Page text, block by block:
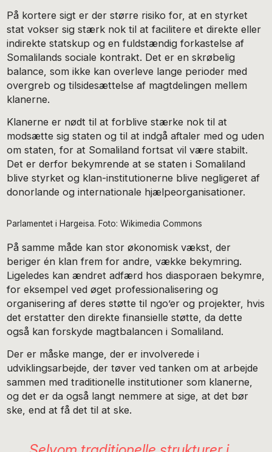
På kortere sigt er der større risiko for, at en styrket
stat vokser sig stærk nok til at facilitere et direkte eller
indirekte statskup og en fuldstændig forkastelse af
Somalilands sociale kontrakt. Det er en skrøbelig
balance, som ikke kan overleve lange perioder med
overgreb og tilsidesættelse af magtdelingen mellem
klanerne.
Klanerne er nødt til at forblive stærke nok til at
modsætte sig staten og til at indgå aftaler med og uden
om staten, for at Somaliland fortsat vil være stabilt.
Det er derfor bekymrende at se staten i Somaliland
blive styrket og klan-institutionerne blive negligeret af
donorlande og internationale hjælpeorganisationer.
Parlamentet i Hargeisa. Foto: Wikimedia Commons
På samme måde kan stor økonomisk vækst, der
beriger én klan frem for andre, vække bekymring.
Ligeledes kan ændret adfærd hos diasporaen bekymre,
for eksempel ved øget professionalisering og
organisering af deres støtte til ngo’er og projekter, hvis
det erstatter den direkte finansielle støtte, da dette
også kan forskyde magtbalancen i Somaliland.
Der er måske mange, der er involverede i
udviklingsarbejde, der tøver ved tanken om at arbejde
sammen med traditionelle institutioner som klanerne,
og det er da også langt nemmere at sige, at det bør
ske, end at få det til at ske.